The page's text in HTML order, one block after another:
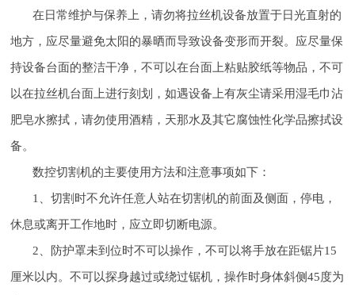
在日常维护与保养上，请勿将拉丝机设备放置于日光直射的
地方，应尽量避免太阳的暴晒而导致设备变形而开裂。应尽量保
持设备台面的整洁干净，不可以在台面上粘贴胶纸等物品，不可
以在拉丝机台面上进行刻划，如遇设备上有灰尘请采用湿毛巾沾
肥皂水擦拭，请勿使用酒精，天那水及其它腐蚀性化学品擦拭设
备。
数控切割机的主要使用方法和注意事项如下：
1、切割时不允许任意人站在切割机的前面及侧面，停电，
休息或离开工作地时，应立即切断电源。
2、防护罩未到位时不可以操作，不可以将手放在距锯片15
厘米以内。不可以探身越过或绕过锯机，操作时身体斜侧45度为